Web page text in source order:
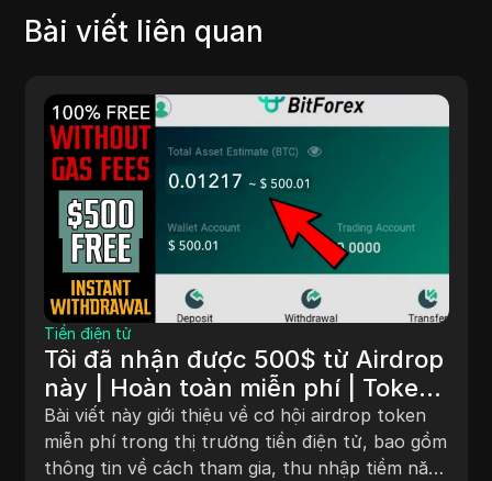
Bài viết liên quan
Tiền điện tử
Tôi đã nhận được 500$ từ Airdrop
này | Hoàn toàn miễn phí | Token
đã được niêm yết | Thực hiện tất
cả các bước để yêu cầu.
Bài viết này giới thiệu về cơ hội airdrop token
miễn phí trong thị trường tiền điện tử, bao gồm
thông tin về cách tham gia, thu nhập tiềm năng